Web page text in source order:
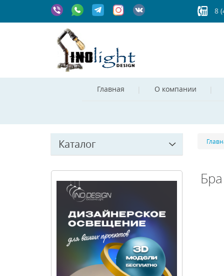
8
Главная О компании
Каталог